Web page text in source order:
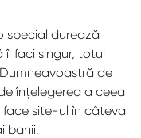
special durează
faci singur, totul
de
înțelegerea a ceea
face site-ul în câteva
banii.